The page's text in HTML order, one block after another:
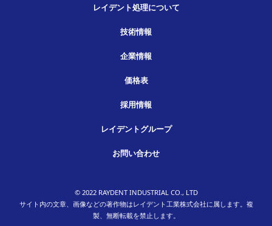
レイデント処理について
技術情報
企業情報
価格表
採用情報
レイデントグループ
お問い合わせ
© 2022 RAYDENT INDUSTRIAL CO., LTD
サイト内の文章、画像などの著作物はレイデント工業株式会社に属します。複
製、無断転載を禁止します。